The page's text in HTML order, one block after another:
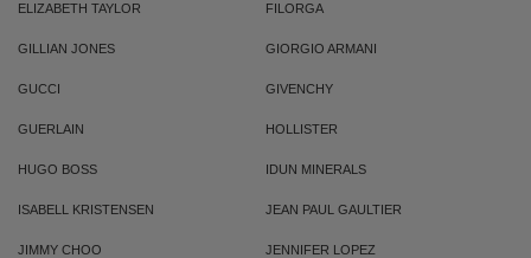
ELIZABETH TAYLOR FILORGA
GILLIAN JONES GIORGIO ARMANI
GUCCI GIVENCHY
GUERLAIN HOLLISTER
HUGO BOSS IDUN MINERALS
ISABELL KRISTENSEN JEAN PAUL GAULTIER
JIMMY CHOO JENNIFER LOPEZ